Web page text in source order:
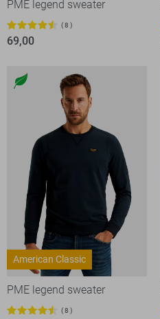
PME legend sweater
8
69,00
American Classic
PME legend sweater
8